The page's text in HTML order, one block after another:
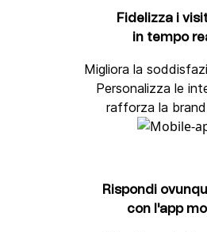
Fidelizza i
in tempo
Migliora la
Personalizza le
rafforza la
Rispondi
con l'app